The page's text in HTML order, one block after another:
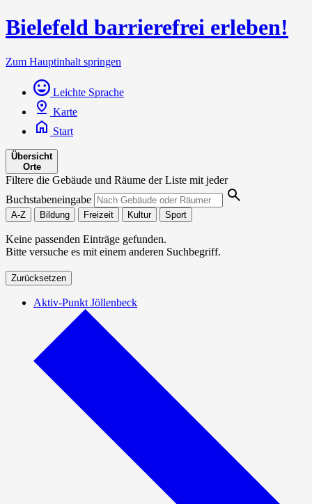
Bielefeld barrierefrei erleben!
Zum Hauptinhalt springen
Leichte Sprache
Karte
Start
Übersicht
Orte
Filtere die Gebäude und Räume der Liste mit jeder
Buchstabeneingabe
A-Z Bildung Freizeit Kultur Sport
Keine passenden Einträge gefunden.
Bitte versuche es mit einem anderen Suchbegriff.
Zurücksetzen
Aktiv-Punkt Jöllenbeck